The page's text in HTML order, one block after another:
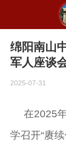
绵阳南山
军人座谈
2025-07-31
在2025
学召开“赓